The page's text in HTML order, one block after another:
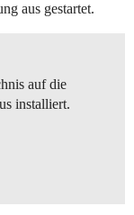
aus gestartet.
auf die
installiert.